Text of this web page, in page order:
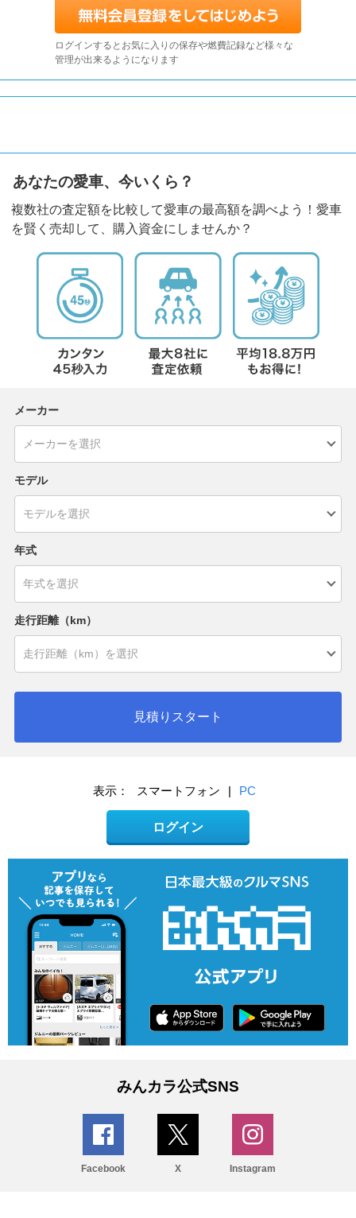
ログインするとお気に入りの保存や燃費記録など様々な
管理が出来るようになります
あなたの愛車、今いくら？
複数社の査定額を比較して愛車の最高額を調べよう！愛車
を賢く売却して、購入資金にしませんか？
メーカー
モデル
年式
走行距離（km）
見積りスタート
表示： スマートフォン | PC
ログイン
みんカラ公式SNS
Facebook X Instagram